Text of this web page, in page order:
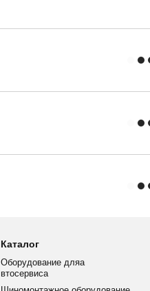
Каталог
Оборудование дляа
втосервиса